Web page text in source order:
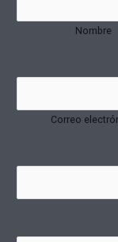
Nombre
Correo